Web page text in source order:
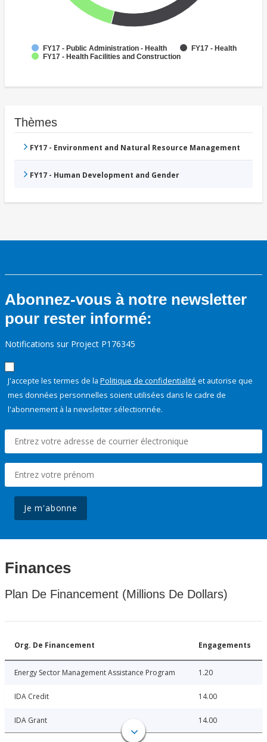
FY17 - Public Administration - Health
FY17 - Health
FY17 - Health Facilities and Construction
Thèmes
FY17 - Environment and Natural Resource Management
FY17 - Human Development and Gender
Abonnez-vous à notre newsletter
pour rester informé:
Notifications sur Project P176345
J'accepte les termes de la Politique de confidentialité et autorise que
mes données personnelles soient utilisées dans le cadre de
l'abonnement à la newsletter sélectionnée.
Je m'abonne
Finances
Plan De Financement (Millions De Dollars)
Org. De Financement Engagements
Energy Sector Management Assistance Program 1.20
IDA Credit 14.00
IDA Grant 14.00